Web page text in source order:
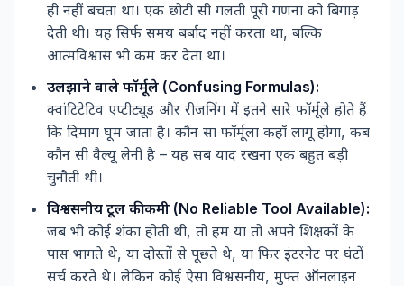
ही नहीं बचता था। एक छोटी सी गलती पूरी गणना को बिगाड़
देती थी। यह सिर्फ समय बर्बाद नहीं करता था, बल्कि
आत्मविश्वास भी कम कर देता था।
उलझाने वाले फॉर्मूले (Confusing Formulas):
क्वांटिटेटिव एप्टीट्यूड और रीजनिंग में इतने सारे फॉर्मूले होते हैं
कि दिमाग घूम जाता है। कौन सा फॉर्मूला कहाँ लागू होगा, कब
कौन सी वैल्यू लेनी है – यह सब याद रखना एक बहुत बड़ी
चुनौती थी।
विश्वसनीय टूल की कमी (No Reliable Tool Available):
जब भी कोई शंका होती थी, तो हम या तो अपने शिक्षकों के
पास भागते थे, या दोस्तों से पूछते थे, या फिर इंटरनेट पर घंटों
सर्च करते थे। लेकिन कोई ऐसा विश्वसनीय, मुफ्त ऑनलाइन